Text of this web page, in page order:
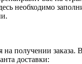
необходимо
на получении заказа.
доставки: